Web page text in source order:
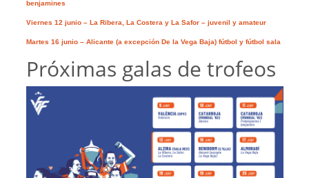
benjamines
Viernes 12 junio – La Ribera, La Costera y La Safor – juvenil y amateur
Martes 16 junio – Alicante (a excepción De la Vega Baja) fútbol y fútbol sala
Próximas galas de trofeos